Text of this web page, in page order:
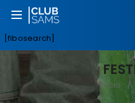
Abrir menú
[fibosearch]
Inicio /